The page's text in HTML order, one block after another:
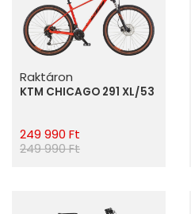
Raktáron
KTM CHICAGO 291 XL/53
249 990 Ft
249 990 Ft